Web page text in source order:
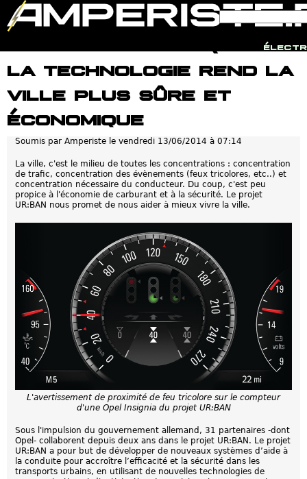
o
l
a
r
r
c
h
e
r
c
h
e
e
r
c
Projet UR:BAN : Quand
la technologie rend la
ville plus sûre et
économique
Soumis par Amperiste le vendredi 13/06/2014 à 07:14
La ville, c'est le milieu de toutes les concentrations : concentration
de trafic, concentration des évènements (feux tricolores, etc..) et
concentration nécessaire du conducteur. Du coup, c'est peu
propice à l'économie de carburant et à la sécurité. Le projet
UR:BAN nous promet de nous aider à mieux vivre la ville.
L'avertissement de proximité de feu tricolore sur le compteur
d'une Opel Insignia du projet UR:BAN
Sous l'impulsion du gouvernement allemand, 31 partenaires -dont
Opel- collaborent depuis deux ans dans le projet UR:BAN. Le projet
UR:BAN a pour but de développer de nouveaux systèmes d’aide à
la conduite pour accroître l’efficacité et la sécurité dans les
transports urbains, en utilisant de nouvelles technologies de